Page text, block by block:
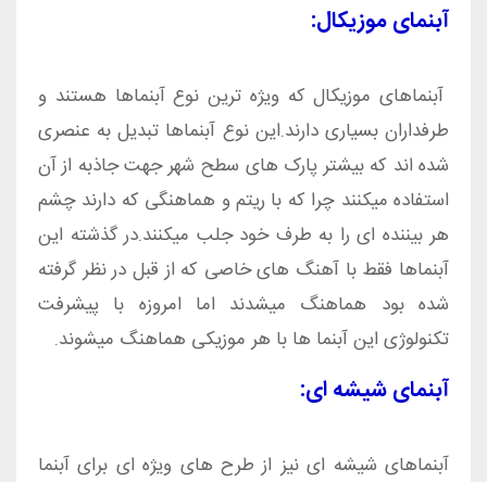
آبنمای موزیکال:
آبنماهای موزیکال که ویژه ترین نوع آبنماها هستند و
طرفداران بسیاری دارند.این نوع آبنماها تبدیل به عنصری
شده اند که بیشتر پارک های سطح شهر جهت جاذبه از آن
استفاده میکنند چرا که با ریتم و هماهنگی که دارند چشم
هر بیننده ای را به طرف خود جلب میکنند.در گذشته این
آبنماها فقط با آهنگ های خاصی که از قبل در نظر گرفته
شده بود هماهنگ میشدند اما امروزه با پیشرفت
تکنولوژی این آبنما ها با هر موزیکی هماهنگ میشوند.
آبنمای شیشه ای:
آبنماهای شیشه ای نیز از طرح های ویژه ای برای آبنما